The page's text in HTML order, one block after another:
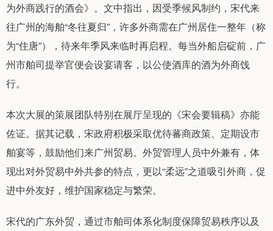
为外商践行的酒会》。文中指出，因受季候风制约，宋代来
往广州的海舶“冬往夏归”，许多外商需在广州居住一整年（称
为“住唐”），待来年季风来临时再启程。每当外船启碇前，广
州市舶司提举官便会设宴请客，以公使酒库的酒为外商饯
行。
本次大展的策展团队特别在展厅呈现的《宋会要辑稿》亦能
佐证。据其记载，宋政府积极采取优待蕃商政策、定期设市
舶宴等，鼓励他们来广州贸易。外贸管理人员中外兼有，体
现出对外贸易中外共参的特点，更以“柔远”之道吸引外商，促
进中外友好，维护国家稳定与繁荣。
宋代的广东外贸，通过市舶司体系化制度保障贸易秩序以及